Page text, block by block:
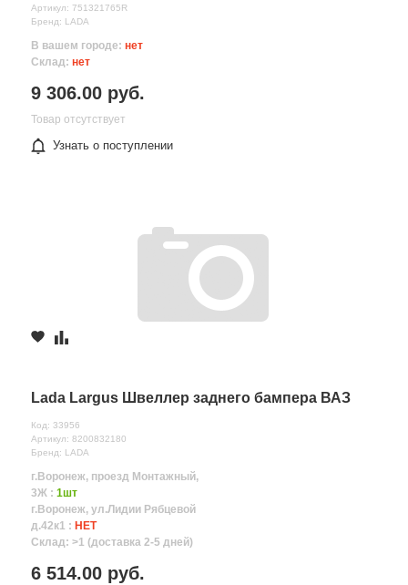
Артикул: 751321765R
Бренд: LADA
В вашем городе: нет
Склад: нет
9 306.00 руб.
Товар отсутствует
Узнать о поступлении
Lada Largus Швеллер заднего бампера ВАЗ
Код: 33956
Артикул: 8200832180
Бренд: LADA
г.Воронеж, проезд Монтажный,
3Ж : 1шт
г.Воронеж, ул.Лидии Рябцевой
д.42к1 : НЕТ
Склад: >1 (доставка 2-5 дней)
6 514.00 руб.